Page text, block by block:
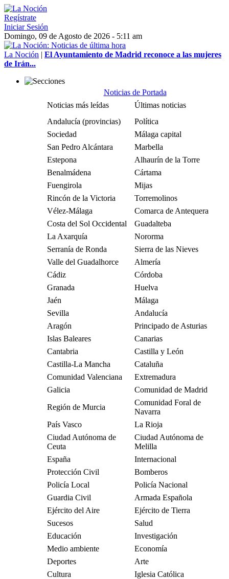
Regístrate
Iniciar Sesión
Domingo, 09 de Agosto de 2026 - 5:11 am
La Noción | El Ayuntamiento de Madrid reconoce a las mujeres
de Irán...
Noticias de Portada
Noticias más leídas
Últimas noticias
Andalucía (provincias)
Política
Sociedad
Málaga capital
San Pedro Alcántara
Marbella
Estepona
Alhaurín de la Torre
Benalmádena
Cártama
Fuengirola
Mijas
Rincón de la Victoria
Torremolinos
Vélez-Málaga
Comarca de Antequera
Costa del Sol Occidental
Guadalteba
La Axarquía
Nororma
Serranía de Ronda
Sierra de las Nieves
Valle del Guadalhorce
Almería
Cádiz
Córdoba
Granada
Huelva
Jaén
Málaga
Sevilla
Andalucía
Aragón
Principado de Asturias
Islas Baleares
Canarias
Cantabria
Castilla y León
Castilla-La Mancha
Cataluña
Comunidad Valenciana
Extremadura
Galicia
Comunidad de Madrid
Región de Murcia
Comunidad Foral de
Navarra
País Vasco
La Rioja
Ciudad Autónoma de
Ceuta
Ciudad Autónoma de
Melilla
España
Internacional
Protección Civil
Bomberos
Policía Local
Policía Nacional
Guardia Civil
Armada Española
Ejército del Aire
Ejército de Tierra
Sucesos
Salud
Educación
Investigación
Medio ambiente
Economía
Deportes
Arte
Cultura
Iglesia Católica